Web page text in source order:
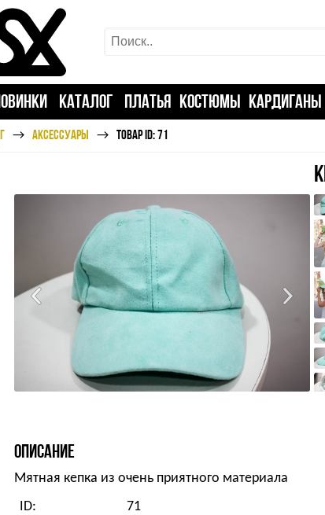
КАТАЛОГ ПЛАТЬЯ КОСТЮМЫ КАРДИГАНЫ
АКСЕССУАРЫ ТОВАР ID: 71
ОПИСАНИЕ
Мятная кепка из очень приятного материала
ID:
71